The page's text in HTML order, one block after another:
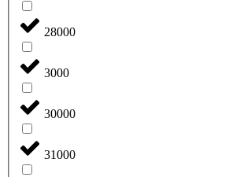
28000
3000
30000
31000